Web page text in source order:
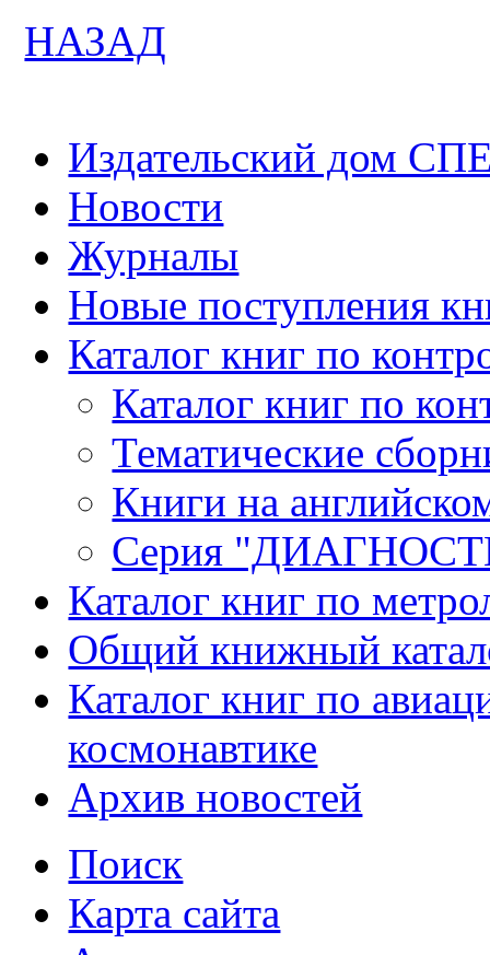
НАЗАД
Издательский дом
Новости
Журналы
Новые поступления
Каталог книг по
Каталог книг по
Тематические
Книги на
Серия
Каталог книг по
Общий книжный
Каталог книг по
космонавтике
Архив новостей
Поиск
Карта сайта